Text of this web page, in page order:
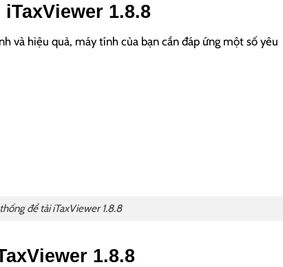
1.8.8
và hiệu quả, máy tính của bạn cần đáp ứng một số yêu
để tải iTaxViewer 1.8.8
1.8.8